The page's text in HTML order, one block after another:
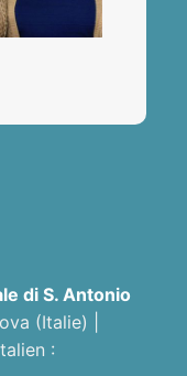
di S. Antonio
(Italie) |
: